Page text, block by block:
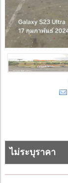
ไม่ระบุราคา